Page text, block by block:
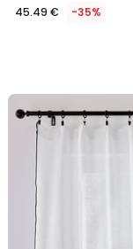
45.49 € -35%